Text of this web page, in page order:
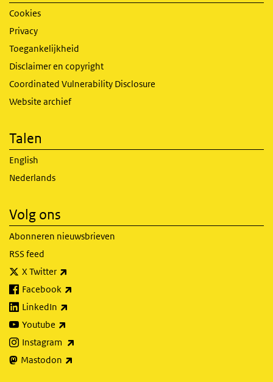
Cookies
Privacy
Toegankelijkheid
Disclaimer en copyright
Coordinated Vulnerability Disclosure
Website archief
Talen
English
Nederlands
Volg ons
Abonneren nieuwsbrieven
RSS feed
X Twitter
Facebook
LinkedIn
Youtube
Instagram
Mastodon